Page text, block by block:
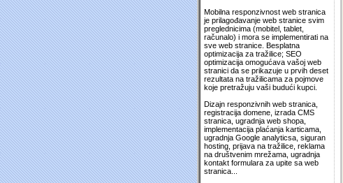
Mobilna responzivnost web stranica
je prilagođavanje web stranice svim
preglednicima (mobitel, tablet,
računalo) i mora se implementirati na
sve web stranice. Besplatna
optimizacija za tražilice; SEO
optimizacija omogućava vašoj web
stranici da se prikazuje u prvih deset
rezultata na tražilicama za pojmove
koje pretražuju vaši budući kupci.
Dizajn responzivnih web stranica,
registracija domene, izrada CMS
stranica, ugradnja web shopa,
implementacija plaćanja karticama,
ugradnja Google analyticsa, siguran
hosting, prijava na tražilice, reklama
na društvenim mrežama, ugradnja
kontakt formulara za upite sa web
stranica...